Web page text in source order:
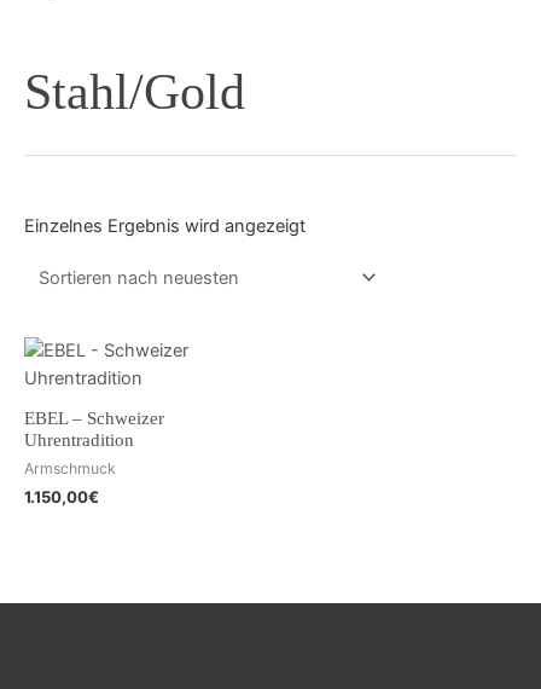
Stahl/Gold
Einzelnes Ergebnis wird angezeigt
EBEL – Schweizer
Uhrentradition
Armschmuck
1.150,00€